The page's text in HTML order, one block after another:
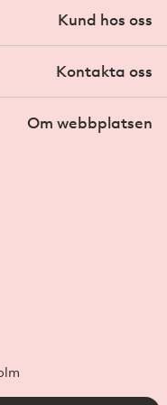
Kund hos oss
Kontakta oss
Om webbplatsen